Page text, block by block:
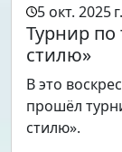
5 окт. 2025 г.
Турнир по
стилю»
В это
прошёл
стилю».